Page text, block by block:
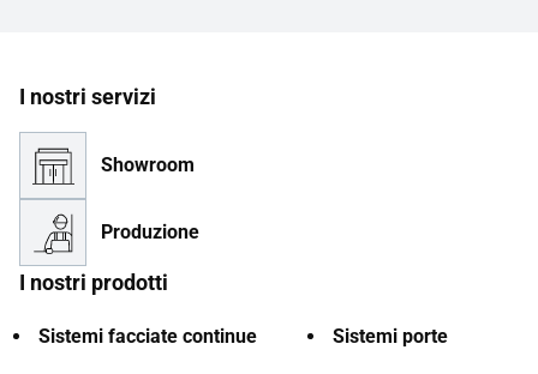
I nostri servizi
Showroom
Produzione
I nostri prodotti
Sistemi facciate continue Sistemi porte